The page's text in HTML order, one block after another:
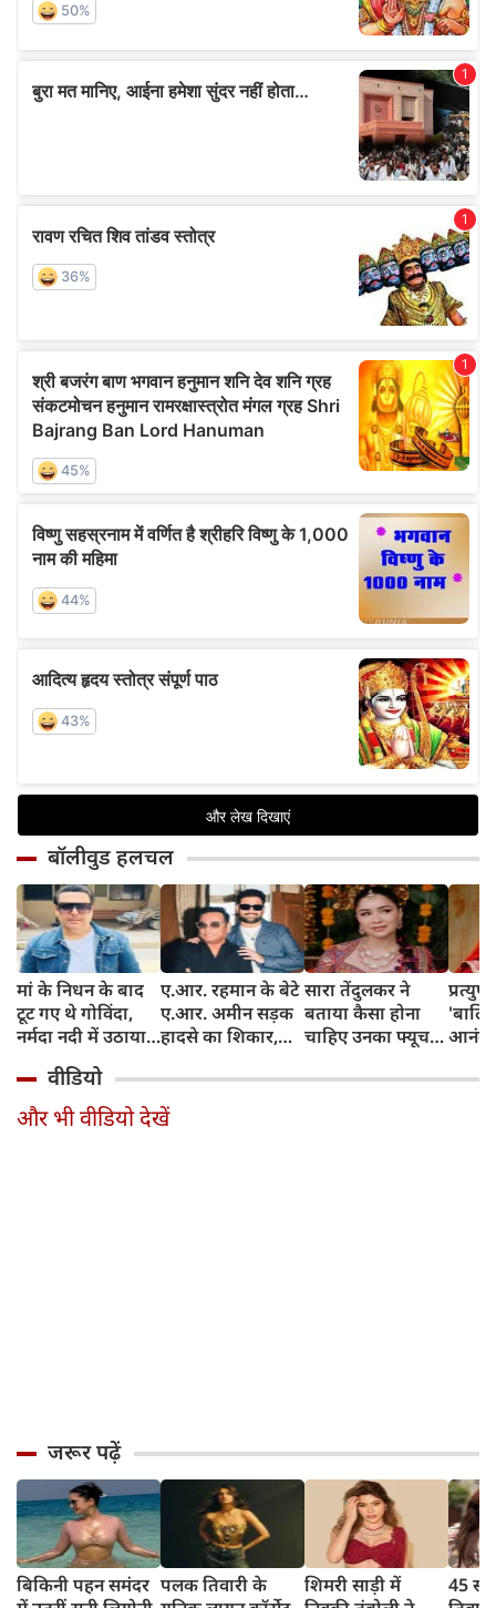
बॉलीवुड हलचल
मां के निधन के बाद
टूट गए थे गोविंदा,
नर्मदा नदी में उठाया
ए.आर. रहमान के बेटे
ए.आर. अमीन सड़क
हादसे का शिकार,
जोरदार टक्कर
सारा तेंदुलकर ने
बताया कैसा होना
चाहिए उनका फ्यूचर
की जोड़ी से ली प्रेरणा
आनंदी
ने
वीडियो
और भी वीडियो देखें
जरूर पढ़ें
बिकिनी पहन समंदर पलक तिवारी के
शिमरी साड़ी में
45